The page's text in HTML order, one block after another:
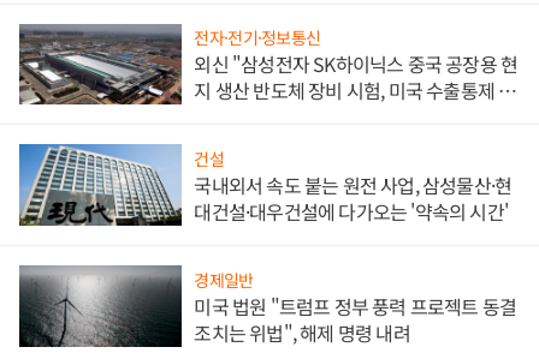
전자·전기·정보통신
외신 "삼성전자 SK하이닉스 중국 공장용 현
지 생산 반도체 장비 시험, 미국 수출통제 대
건설
국내외서 속도 붙는 원전 사업, 삼성물산·현
대건설·대우건설에 다가오는 '약속의 시간'
경제일반
미국 법원 "트럼프 정부 풍력 프로젝트 동결
조치는 위법", 해제 명령 내려